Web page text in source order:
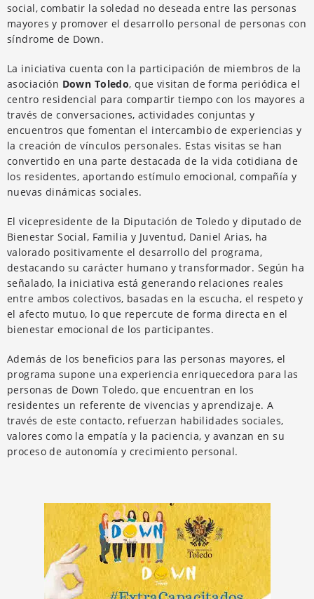
social, combatir la soledad no deseada entre las personas
mayores y promover el desarrollo personal de personas con
síndrome de Down.
La iniciativa cuenta con la participación de miembros de la
asociación Down Toledo, que visitan de forma periódica el
centro residencial para compartir tiempo con los mayores a
través de conversaciones, actividades conjuntas y
encuentros que fomentan el intercambio de experiencias y
la creación de vínculos personales. Estas visitas se han
convertido en una parte destacada de la vida cotidiana de
los residentes, aportando estímulo emocional, compañía y
nuevas dinámicas sociales.
El vicepresidente de la Diputación de Toledo y diputado de
Bienestar Social, Familia y Juventud, Daniel Arias, ha
valorado positivamente el desarrollo del programa,
destacando su carácter humano y transformador. Según ha
señalado, la iniciativa está generando relaciones reales
entre ambos colectivos, basadas en la escucha, el respeto y
el afecto mutuo, lo que repercute de forma directa en el
bienestar emocional de los participantes.
Además de los beneficios para las personas mayores, el
programa supone una experiencia enriquecedora para las
personas de Down Toledo, que encuentran en los
residentes un referente de vivencias y aprendizaje. A
través de este contacto, refuerzan habilidades sociales,
valores como la empatía y la paciencia, y avanzan en su
proceso de autonomía y crecimiento personal.